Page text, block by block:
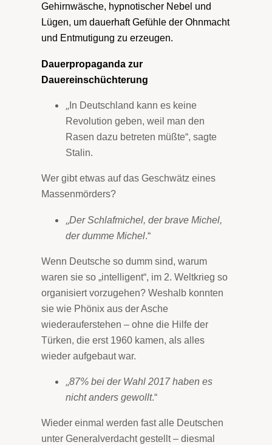
Gehirnwäsche, hypnotischer Nebel und
Lügen, um dauerhaft Gefühle der Ohnmacht
und Entmutigung zu erzeugen.
Dauerpropaganda zur
Dauereinschüchterung
„In Deutschland kann es keine
Revolution geben, weil man den
Rasen dazu betreten müßte“, sagte
Stalin.
Wer gibt etwas auf das Geschwätz eines
Massenmörders?
„Der Schlafmichel, der brave Michel,
der dumme Michel .“
Wenn Deutsche so dumm sind, warum
waren sie so „intelligent“, im 2. Weltkrieg so
organisiert vorzugehen? Weshalb konnten
sie wie Phönix aus der Asche
wiederauferstehen – ohne die Hilfe der
Türken, die erst 1960 kamen, als alles
wieder aufgebaut war.
„87% bei der Wahl 2017 haben es
nicht anders gewollt.“
Wieder einmal werden fast alle Deutschen
unter Generalverdacht gestellt – diesmal